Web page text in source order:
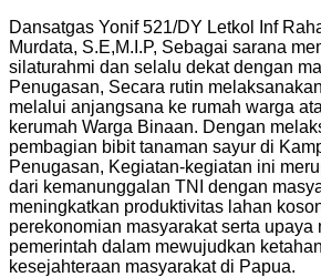
Dansatgas Yonif 521/DY Letkol Inf
Murdata, S.E,M.I.P, Sebagai sarana
silaturahmi dan selalu dekat dengan
Penugasan, Secara rutin
melalui anjangsana ke rumah warga
kerumah Warga Binaan. Dengan
pembagian bibit tanaman sayur di
Penugasan, Kegiatan-kegiatan ini
dari kemanunggalan TNI dengan
meningkatkan produktivitas lahan
perekonomian masyarakat serta upaya
pemerintah dalam mewujudkan
kesejahteraan masyarakat di Papua.